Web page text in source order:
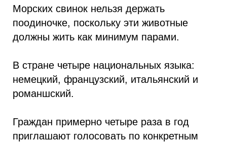
Морских свинок нельзя держать
поодиночке, поскольку эти животные
должны жить как минимум парами.
В стране четыре национальных языка:
немецкий, французский, итальянский и
романшский.
Граждан примерно четыре раза в год
приглашают голосовать по конкретным